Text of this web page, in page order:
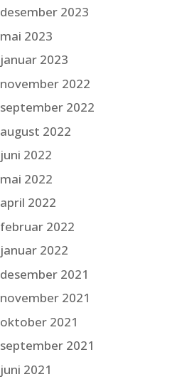
desember 2023
mai 2023
januar 2023
november 2022
september 2022
august 2022
juni 2022
mai 2022
april 2022
februar 2022
januar 2022
desember 2021
november 2021
oktober 2021
september 2021
juni 2021